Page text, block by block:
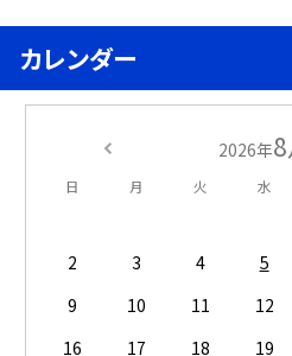
カレンダー
2026年
日 月 火 水
2
3 4 5
9
10 11 12
16
17 18 19